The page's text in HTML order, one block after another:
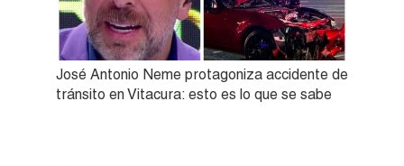
José Antonio Neme protagoniza accidente de
tránsito en Vitacura: esto es lo que se sabe